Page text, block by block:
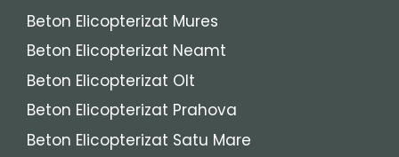
Beton Elicopterizat Mures
Beton Elicopterizat Neamt
Beton Elicopterizat Olt
Beton Elicopterizat Prahova
Beton Elicopterizat Satu Mare